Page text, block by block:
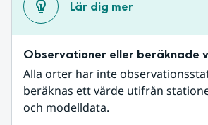
Lär dig mer
Observationer eller beräknade
Alla orter har inte
beräknas ett värde utifrån
och modelldata.